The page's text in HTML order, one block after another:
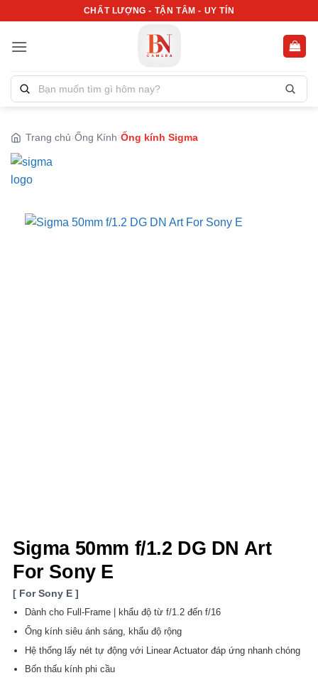
nội
CHẤT LƯỢNG - TẬN TÂM - UY TÍN
Tìm
kiếm
phẩm:
Trang chủ Ống Kính Ống kính Sigma
Sigma 50mm f/1.2 DG DN Art
For Sony E
For Sony E
Dành cho Full-Frame | khẩu độ từ f/1.2 đến f/16
Ống kính siêu ánh sáng, khẩu độ rộng
Hệ thống lấy nét tự động với Linear Actuator đáp ứng nhanh chóng
Bốn thấu kính phi cầu